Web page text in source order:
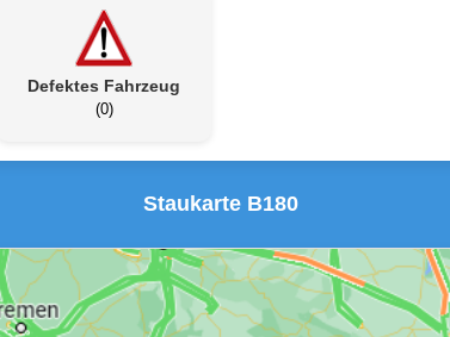
Defektes Fahrzeug
(0)
Staukarte B180